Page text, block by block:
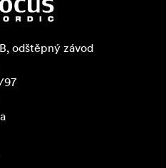
odštěpný závod
97